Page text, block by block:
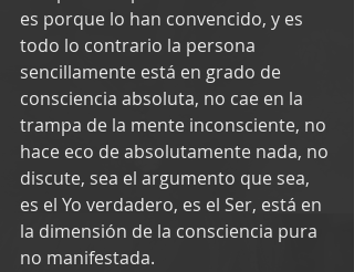
es porque lo han convencido, y es
todo lo contrario la persona
sencillamente está en grado de
consciencia absoluta, no cae en la
trampa de la mente inconsciente, no
hace eco de absolutamente nada, no
discute, sea el argumento que sea,
es el Yo verdadero, es el Ser, está en
la dimensión de la consciencia pura
no manifestada.